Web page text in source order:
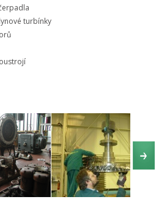
turbínky